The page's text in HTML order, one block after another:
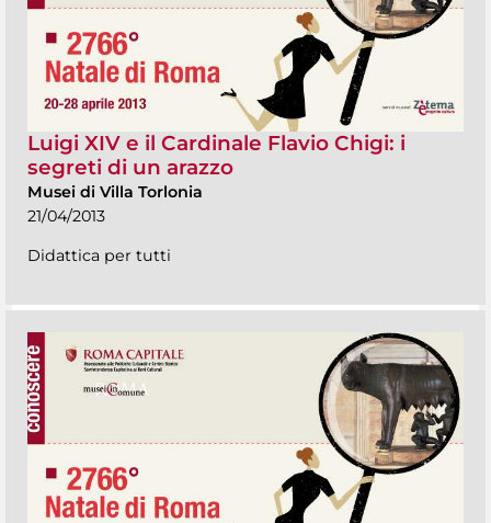
Luigi XIV e il Cardinale Flavio Chigi: i
segreti di un arazzo
Musei di Villa Torlonia
21/04/2013
Didattica per tutti